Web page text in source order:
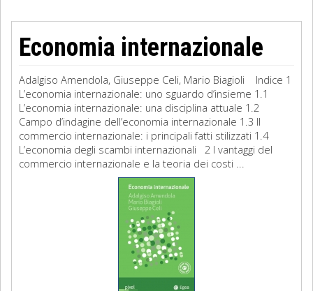
Economia internazionale
Adalgiso Amendola, Giuseppe Celi, Mario Biagioli Indice 1
L’economia internazionale: uno sguardo d’insieme 1.1
L’economia internazionale: una disciplina attuale 1.2
Campo d’indagine dell’economia internazionale 1.3 Il
commercio internazionale: i principali fatti stilizzati 1.4
L’economia degli scambi internazionali 2 I vantaggi del
commercio internazionale e la teoria dei costi ...